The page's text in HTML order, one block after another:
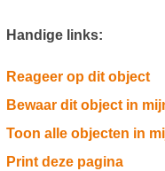
Handige links:
Reageer op dit object
Bewaar dit object in
Toon alle objecten in
Print deze pagina